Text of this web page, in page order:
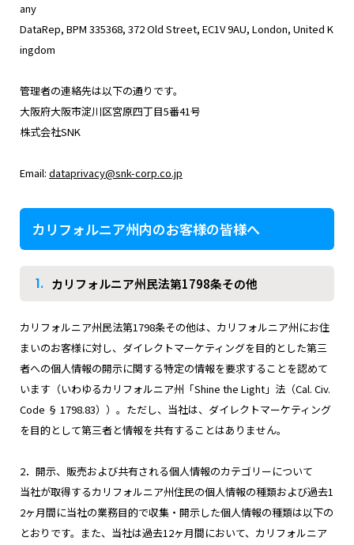
any
DataRep, BPM 335368, 372 Old Street, EC1V 9AU, London, United K
ingdom
管理者の連絡先は以下の通りです。
大阪府大阪市淀川区宮原四丁目5番41号
株式会社SNK
Email: dataprivacy@snk-corp.co.jp
カリフォルニア州内のお客様の皆様へ
1. カリフォルニア州民法第1798条その他
カリフォルニア州民法第1798条その他は、カリフォルニア州にお住
まいのお客様に対し、ダイレクトマーケティングを目的とした第三
者への個人情報の開示に関する特定の情報を要求することを認めて
います（いわゆるカリフォルニア州「Shine the Light」法（Cal. Civ.
Code § 1798.83））。ただし、当社は、ダイレクトマーケティング
を目的として第三者と情報を共有することはありません。
2．開示、販売および共有される個人情報のカテゴリーについて
当社が取得するカリフォルニア州住民の個人情報の種類および過去1
2ヶ月間に当社の業務目的で収集・開示した個人情報の種類は以下の
とおりです。また、当社は過去12ヶ月間において、カリフォルニア